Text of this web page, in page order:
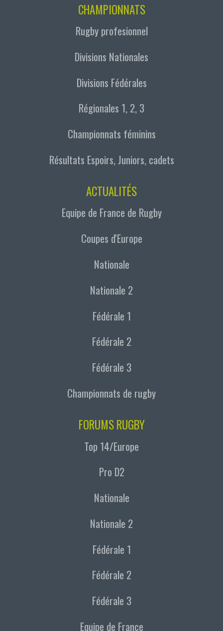
CHAMPIONNATS
Rugby profesionnel
Divisions Nationales
Divisions Fédérales
Régionales 1, 2, 3
Championnats féminins
Résultats Espoirs, Juniors, cadets
ACTUALITÉS
Equipe de France de Rugby
Coupes d'Europe
Nationale
Nationale 2
Fédérale 1
Fédérale 2
Fédérale 3
Championnats de rugby
FORUMS RUGBY
Top 14/Europe
Pro D2
Nationale
Nationale 2
Fédérale 1
Fédérale 2
Fédérale 3
Equipe de France